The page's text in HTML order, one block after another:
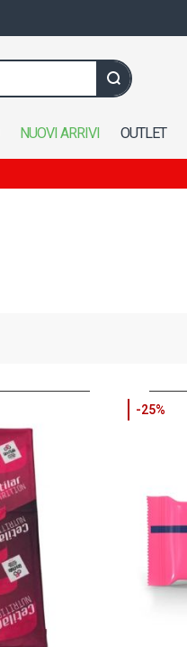
NUOVI ARRIVI OUTLET
-25%